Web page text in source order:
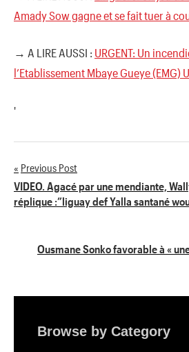
Amady Sow gagne et se fait tuer à
→ A LIRE AUSSI : URGENT: Un
l’Etablissement Mbaye Gueye (EMG)
'
Navigation
de
Previous Post
VIDEO. Agacé par une mendiante,
réplique :”liguay def Yalla santané
Ousmane Sonko favorable à «
Browse by Category